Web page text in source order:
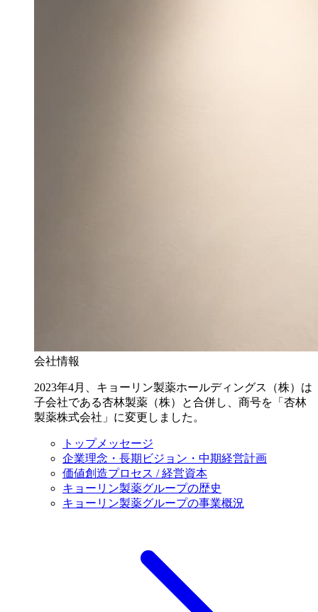
会社情報
2023年4月、キョーリン製薬ホールディングス（株）は
子会社である杏林製薬（株）と合併し、商号を「杏林
製薬株式会社」に変更しました。
トップメッセージ
企業理念・長期ビジョン・中期経営計画
価値創造プロセス / 経営資本
キョーリン製薬グループの歴史
キョーリン製薬グループの事業概況